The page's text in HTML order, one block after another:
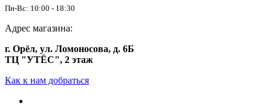
Пн-Вс: 10:00 - 18:30
Адрес магазина:
г. Орёл, ул. Ломоносова, д. 6Б
ТЦ "УТЁС", 2 этаж
Как к нам добраться